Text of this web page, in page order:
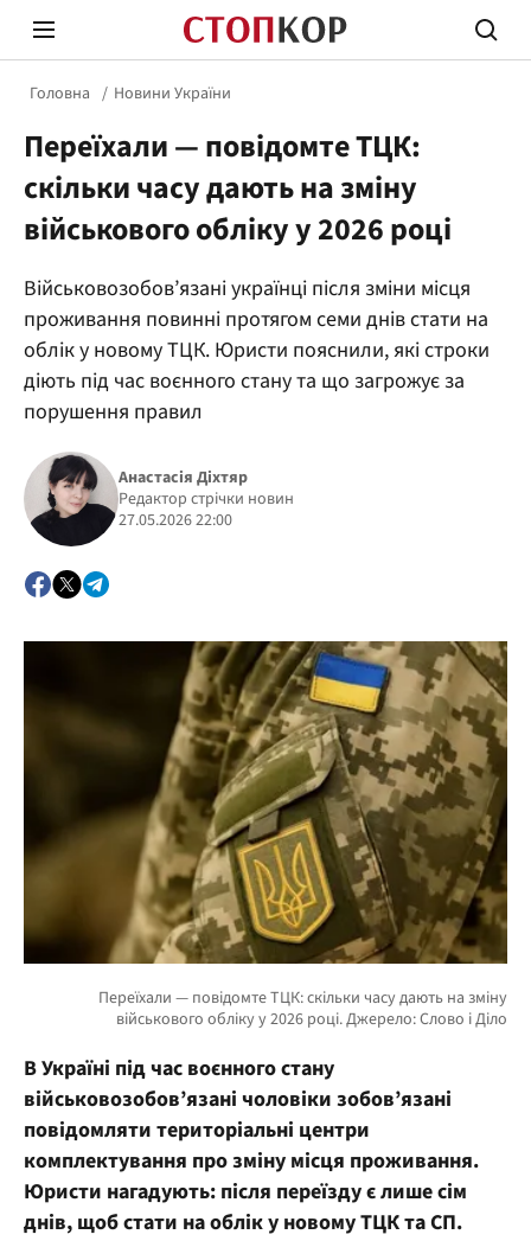
Політика
Головна Новини України
Переїхали — повідомте ТЦК:
скільки часу дають на зміну
військового обліку у 2026 році
Військовозобов’язані українці після зміни місця
проживання повинні протягом семи днів стати на
облік у новому ТЦК. Юристи пояснили, які строки
діють під час воєнного стану та що загрожує за
порушення правил
Анастасія Діхтяр
Редактор стрічки новин
27.05.2026 22:00
В Україні під час воєнного стану
військовозобов’язані чоловіки зобов’язані
повідомляти територіальні центри
комплектування про зміну місця проживання.
Юристи нагадують: після переїзду є лише сім
днів, щоб стати на облік у новому ТЦК та СП.